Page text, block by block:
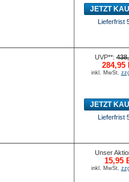
JETZT
Lieferfrist
UVP**:
284,95
inkl. MwSt.
JETZT
Lieferfrist
Unser
15,95
inkl. MwSt.